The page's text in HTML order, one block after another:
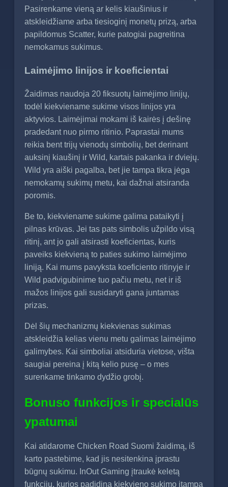
Pasirenkame vieną ar kelis kiaušinius ir
atskleidžiame arba tiesioginį monetų prizą, arba
papildomus Scatter, kurie patogiai pagreitina
nemokamus sukimus.
Laimėjimo linijos ir koeficientai
Žaidimas naudoja 20 fiksuotų laimėjimo linijų,
todėl kiekviename sukime visos linijos yra
aktyvios. Laimėjimai mokami iš kairės į dešinę
pradedant nuo pirmo ritinio. Paprastai mums
reikia bent trijų vienodų simbolių, bet derinant
auksinį kiaušinį ir Wild, kartais pakanka ir dviejų.
Wild yra aiški pagalba, bet jie tampa tikra jėga
nemokamų sukimų metu, kai dažnai atsiranda
poromis.
Be to, kiekviename sukime galima pataikyti į
pilnas krūvas. Jei tas pats simbolis užpildo visą
ritinį, ant jo gali atsirasti koeficientas, kuris
paveiks kiekvieną to paties sukimo laimėjimo
liniją. Kai mums pavyksta koeficiento ritinyje ir
Wild padvigubinime tuo pačiu metu, net ir iš
mažos linijos gali susidaryti gana juntamas
prizas.
Dėl šių mechanizmų kiekvienas sukimas
atskleidžia kelias vienu metu galimas laimėjimo
galimybes. Kai simboliai atsiduria vietose, višta
saugiai pereina į kitą kelio pusę – o mes
surenkame tinkamo dydžio grobį.
Bonuso funkcijos ir specialūs
ypatumai
Kai atidarome Chicken Road Suomi žaidimą, iš
karto pastebime, kad jis nesitenkina įprastu
būgnų sukimu. InOut Gaming įtraukė keletą
funkcijų, kurios padidina kiekvieno sukimo įtampą